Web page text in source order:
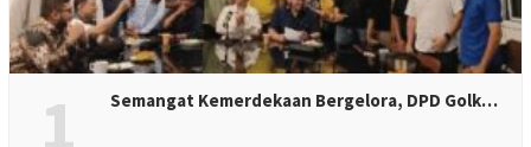
1 Semangat Kemerdekaan Bergelora, DPD Golk…